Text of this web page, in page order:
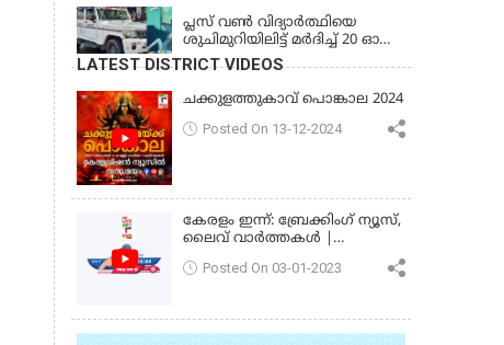
പ്ലസ് വൺ വിദ്യാർത്ഥിയെ
ശുചിമുറിയിലിട്ട് മർദിച്ച് 20 ഓളം
പ്ലസ് ടു വിദ്യാർത്ഥികൾ;
പൊലീസിൽ പരാതി
LATEST DISTRICT VIDEOS
ചക്കുളത്തുകാവ് പൊങ്കാല 2024
Posted On 13-12-2024
കേരളം ഇന്ന്: ബ്രേക്കിംഗ് ന്യൂസ്,
ലൈവ് വാർത്തകൾ |
Posted On 03-01-2023